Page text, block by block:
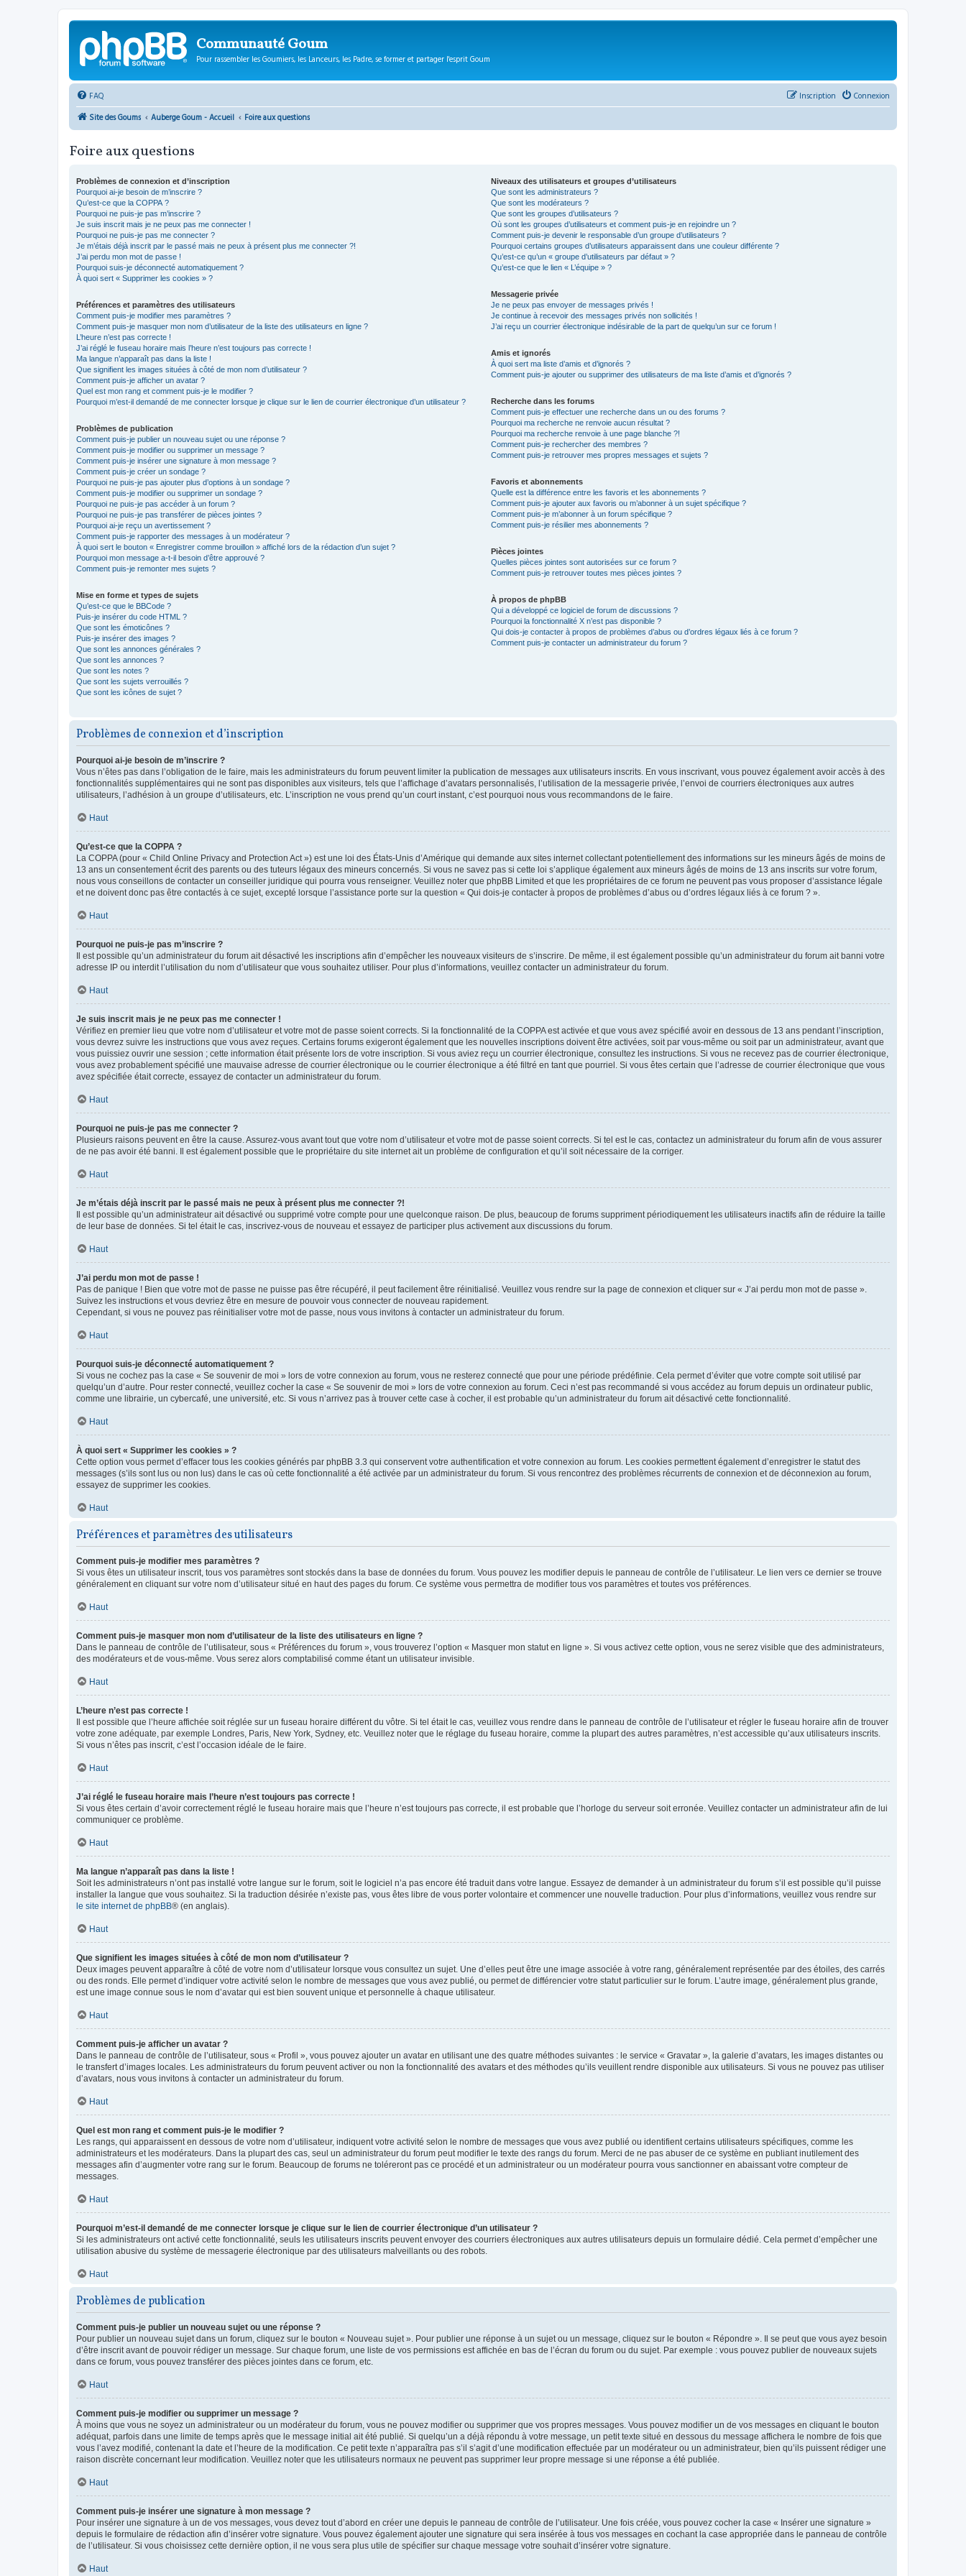
Communauté Goum
Pour rassembler les Goumiers, les Lanceurs, les Padre, se former et partager l'esprit Goum
FAQ Connexion
Inscription
Site des Goums
Auberge Goum - Accueil Foire aux questions
Foire aux questions
Problèmes de connexion et d’inscription
Pourquoi ai-je besoin de m’inscrire ?
Qu’est-ce que la COPPA ?
Pourquoi ne puis-je pas m’inscrire ?
Je suis inscrit mais je ne peux pas me connecter !
Pourquoi ne puis-je pas me connecter ?
Je m’étais déjà inscrit par le passé mais ne peux à présent plus me connecter ?!
J’ai perdu mon mot de passe !
Pourquoi suis-je déconnecté automatiquement ?
À quoi sert « Supprimer les cookies » ?
Préférences et paramètres des utilisateurs
Comment puis-je modifier mes paramètres ?
Comment puis-je masquer mon nom d’utilisateur de la liste des utilisateurs en ligne ?
L’heure n’est pas correcte !
J’ai réglé le fuseau horaire mais l’heure n’est toujours pas correcte !
Ma langue n’apparaît pas dans la liste !
Que signifient les images situées à côté de mon nom d’utilisateur ?
Comment puis-je afficher un avatar ?
Quel est mon rang et comment puis-je le modifier ?
Pourquoi m’est-il demandé de me connecter lorsque je clique sur le lien de courrier électronique d’un utilisateur ?
Problèmes de publication
Comment puis-je publier un nouveau sujet ou une réponse ?
Comment puis-je modifier ou supprimer un message ?
Comment puis-je insérer une signature à mon message ?
Comment puis-je créer un sondage ?
Pourquoi ne puis-je pas ajouter plus d’options à un sondage ?
Comment puis-je modifier ou supprimer un sondage ?
Pourquoi ne puis-je pas accéder à un forum ?
Pourquoi ne puis-je pas transférer de pièces jointes ?
Pourquoi ai-je reçu un avertissement ?
Comment puis-je rapporter des messages à un modérateur ?
À quoi sert le bouton « Enregistrer comme brouillon » affiché lors de la rédaction d’un sujet ?
Pourquoi mon message a-t-il besoin d’être approuvé ?
Comment puis-je remonter mes sujets ?
Mise en forme et types de sujets
Qu’est-ce que le BBCode ?
Puis-je insérer du code HTML ?
Que sont les émoticônes ?
Puis-je insérer des images ?
Que sont les annonces générales ?
Que sont les annonces ?
Que sont les notes ?
Que sont les sujets verrouillés ?
Que sont les icônes de sujet ?
Niveaux des utilisateurs et groupes d’utilisateurs
Que sont les administrateurs ?
Que sont les modérateurs ?
Que sont les groupes d’utilisateurs ?
Où sont les groupes d’utilisateurs et comment puis-je en rejoindre un ?
Comment puis-je devenir le responsable d’un groupe d’utilisateurs ?
Pourquoi certains groupes d’utilisateurs apparaissent dans une couleur différente ?
Qu’est-ce qu’un « groupe d’utilisateurs par défaut » ?
Qu’est-ce que le lien « L’équipe » ?
Messagerie privée
Je ne peux pas envoyer de messages privés !
Je continue à recevoir des messages privés non sollicités !
J’ai reçu un courrier électronique indésirable de la part de quelqu’un sur ce forum !
Amis et ignorés
À quoi sert ma liste d’amis et d’ignorés ?
Comment puis-je ajouter ou supprimer des utilisateurs de ma liste d’amis et d’ignorés ?
Recherche dans les forums
Comment puis-je effectuer une recherche dans un ou des forums ?
Pourquoi ma recherche ne renvoie aucun résultat ?
Pourquoi ma recherche renvoie à une page blanche ?!
Comment puis-je rechercher des membres ?
Comment puis-je retrouver mes propres messages et sujets ?
Favoris et abonnements
Quelle est la différence entre les favoris et les abonnements ?
Comment puis-je ajouter aux favoris ou m’abonner à un sujet spécifique ?
Comment puis-je m’abonner à un forum spécifique ?
Comment puis-je résilier mes abonnements ?
Pièces jointes
Quelles pièces jointes sont autorisées sur ce forum ?
Comment puis-je retrouver toutes mes pièces jointes ?
À propos de phpBB
Qui a développé ce logiciel de forum de discussions ?
Pourquoi la fonctionnalité X n’est pas disponible ?
Qui dois-je contacter à propos de problèmes d’abus ou d’ordres légaux liés à ce forum ?
Comment puis-je contacter un administrateur du forum ?
Problèmes de connexion et d’inscription
Pourquoi ai-je besoin de m’inscrire ?
Vous n’êtes pas dans l’obligation de le faire, mais les administrateurs du forum peuvent limiter la publication de messages aux utilisateurs inscrits. En vous inscrivant, vous pouvez également avoir accès à des
fonctionnalités supplémentaires qui ne sont pas disponibles aux visiteurs, tels que l’affichage d’avatars personnalisés, l’utilisation de la messagerie privée, l’envoi de courriers électroniques aux autres
utilisateurs, l’adhésion à un groupe d’utilisateurs, etc. L’inscription ne vous prend qu’un court instant, c’est pourquoi nous vous recommandons de le faire.
Haut
Qu’est-ce que la COPPA ?
La COPPA (pour « Child Online Privacy and Protection Act ») est une loi des États-Unis d’Amérique qui demande aux sites internet collectant potentiellement des informations sur les mineurs âgés de moins de
13 ans un consentement écrit des parents ou des tuteurs légaux des mineurs concernés. Si vous ne savez pas si cette loi s’applique également aux mineurs âgés de moins de 13 ans inscrits sur votre forum,
nous vous conseillons de contacter un conseiller juridique qui pourra vous renseigner. Veuillez noter que phpBB Limited et que les propriétaires de ce forum ne peuvent pas vous proposer d’assistance légale
et ne doivent donc pas être contactés à ce sujet, excepté lorsque l’assistance porte sur la question « Qui dois-je contacter à propos de problèmes d’abus ou d’ordres légaux liés à ce forum ? ».
Haut
Pourquoi ne puis-je pas m’inscrire ?
Il est possible qu’un administrateur du forum ait désactivé les inscriptions afin d’empêcher les nouveaux visiteurs de s’inscrire. De même, il est également possible qu’un administrateur du forum ait banni votre
adresse IP ou interdit l’utilisation du nom d’utilisateur que vous souhaitez utiliser. Pour plus d’informations, veuillez contacter un administrateur du forum.
Haut
Je suis inscrit mais je ne peux pas me connecter !
Vérifiez en premier lieu que votre nom d’utilisateur et votre mot de passe soient corrects. Si la fonctionnalité de la COPPA est activée et que vous avez spécifié avoir en dessous de 13 ans pendant l’inscription,
vous devrez suivre les instructions que vous avez reçues. Certains forums exigeront également que les nouvelles inscriptions doivent être activées, soit par vous-même ou soit par un administrateur, avant que
vous puissiez ouvrir une session ; cette information était présente lors de votre inscription. Si vous aviez reçu un courrier électronique, consultez les instructions. Si vous ne recevez pas de courrier électronique,
vous avez probablement spécifié une mauvaise adresse de courrier électronique ou le courrier électronique a été filtré en tant que pourriel. Si vous êtes certain que l’adresse de courrier électronique que vous
avez spécifiée était correcte, essayez de contacter un administrateur du forum.
Haut
Pourquoi ne puis-je pas me connecter ?
Plusieurs raisons peuvent en être la cause. Assurez-vous avant tout que votre nom d’utilisateur et votre mot de passe soient corrects. Si tel est le cas, contactez un administrateur du forum afin de vous assurer
de ne pas avoir été banni. Il est également possible que le propriétaire du site internet ait un problème de configuration et qu’il soit nécessaire de la corriger.
Haut
Je m’étais déjà inscrit par le passé mais ne peux à présent plus me connecter ?!
Il est possible qu’un administrateur ait désactivé ou supprimé votre compte pour une quelconque raison. De plus, beaucoup de forums suppriment périodiquement les utilisateurs inactifs afin de réduire la taille
de leur base de données. Si tel était le cas, inscrivez-vous de nouveau et essayez de participer plus activement aux discussions du forum.
Haut
J’ai perdu mon mot de passe !
Pas de panique ! Bien que votre mot de passe ne puisse pas être récupéré, il peut facilement être réinitialisé. Veuillez vous rendre sur la page de connexion et cliquer sur « J’ai perdu mon mot de passe ».
Suivez les instructions et vous devriez être en mesure de pouvoir vous connecter de nouveau rapidement.
Cependant, si vous ne pouvez pas réinitialiser votre mot de passe, nous vous invitons à contacter un administrateur du forum.
Haut
Pourquoi suis-je déconnecté automatiquement ?
Si vous ne cochez pas la case « Se souvenir de moi » lors de votre connexion au forum, vous ne resterez connecté que pour une période prédéfinie. Cela permet d’éviter que votre compte soit utilisé par
quelqu’un d’autre. Pour rester connecté, veuillez cocher la case « Se souvenir de moi » lors de votre connexion au forum. Ceci n’est pas recommandé si vous accédez au forum depuis un ordinateur public,
comme une librairie, un cybercafé, une université, etc. Si vous n’arrivez pas à trouver cette case à cocher, il est probable qu’un administrateur du forum ait désactivé cette fonctionnalité.
Haut
À quoi sert « Supprimer les cookies » ?
Cette option vous permet d’effacer tous les cookies générés par phpBB 3.3 qui conservent votre authentification et votre connexion au forum. Les cookies permettent également d’enregistrer le statut des
messages (s’ils sont lus ou non lus) dans le cas où cette fonctionnalité a été activée par un administrateur du forum. Si vous rencontrez des problèmes récurrents de connexion et de déconnexion au forum,
essayez de supprimer les cookies.
Haut
Préférences et paramètres des utilisateurs
Comment puis-je modifier mes paramètres ?
Si vous êtes un utilisateur inscrit, tous vos paramètres sont stockés dans la base de données du forum. Vous pouvez les modifier depuis le panneau de contrôle de l’utilisateur. Le lien vers ce dernier se trouve
généralement en cliquant sur votre nom d’utilisateur situé en haut des pages du forum. Ce système vous permettra de modifier tous vos paramètres et toutes vos préférences.
Haut
Comment puis-je masquer mon nom d’utilisateur de la liste des utilisateurs en ligne ?
Dans le panneau de contrôle de l’utilisateur, sous « Préférences du forum », vous trouverez l’option « Masquer mon statut en ligne ». Si vous activez cette option, vous ne serez visible que des administrateurs,
des modérateurs et de vous-même. Vous serez alors comptabilisé comme étant un utilisateur invisible.
Haut
L’heure n’est pas correcte !
Il est possible que l’heure affichée soit réglée sur un fuseau horaire différent du vôtre. Si tel était le cas, veuillez vous rendre dans le panneau de contrôle de l’utilisateur et régler le fuseau horaire afin de trouver
votre zone adéquate, par exemple Londres, Paris, New York, Sydney, etc. Veuillez noter que le réglage du fuseau horaire, comme la plupart des autres paramètres, n’est accessible qu’aux utilisateurs inscrits.
Si vous n’êtes pas inscrit, c’est l’occasion idéale de le faire.
Haut
J’ai réglé le fuseau horaire mais l’heure n’est toujours pas correcte !
Si vous êtes certain d’avoir correctement réglé le fuseau horaire mais que l’heure n’est toujours pas correcte, il est probable que l’horloge du serveur soit erronée. Veuillez contacter un administrateur afin de lui
communiquer ce problème.
Haut
Ma langue n’apparaît pas dans la liste !
Soit les administrateurs n’ont pas installé votre langue sur le forum, soit le logiciel n’a pas encore été traduit dans votre langue. Essayez de demander à un administrateur du forum s’il est possible qu’il puisse
installer la langue que vous souhaitez. Si la traduction désirée n’existe pas, vous êtes libre de vous porter volontaire et commencer une nouvelle traduction. Pour plus d’informations, veuillez vous rendre sur
le site internet de phpBB® (en anglais).
Haut
Que signifient les images situées à côté de mon nom d’utilisateur ?
Deux images peuvent apparaître à côté de votre nom d’utilisateur lorsque vous consultez un sujet. Une d’elles peut être une image associée à votre rang, généralement représentée par des étoiles, des carrés
ou des ronds. Elle permet d’indiquer votre activité selon le nombre de messages que vous avez publié, ou permet de différencier votre statut particulier sur le forum. L’autre image, généralement plus grande,
est une image connue sous le nom d’avatar qui est bien souvent unique et personnelle à chaque utilisateur.
Haut
Comment puis-je afficher un avatar ?
Dans le panneau de contrôle de l’utilisateur, sous « Profil », vous pouvez ajouter un avatar en utilisant une des quatre méthodes suivantes : le service « Gravatar », la galerie d’avatars, les images distantes ou
le transfert d’images locales. Les administrateurs du forum peuvent activer ou non la fonctionnalité des avatars et des méthodes qu’ils veuillent rendre disponible aux utilisateurs. Si vous ne pouvez pas utiliser
d’avatars, nous vous invitons à contacter un administrateur du forum.
Haut
Quel est mon rang et comment puis-je le modifier ?
Les rangs, qui apparaissent en dessous de votre nom d’utilisateur, indiquent votre activité selon le nombre de messages que vous avez publié ou identifient certains utilisateurs spécifiques, comme les
administrateurs et les modérateurs. Dans la plupart des cas, seul un administrateur du forum peut modifier le texte des rangs du forum. Merci de ne pas abuser de ce système en publiant inutilement des
messages afin d’augmenter votre rang sur le forum. Beaucoup de forums ne toléreront pas ce procédé et un administrateur ou un modérateur pourra vous sanctionner en abaissant votre compteur de
messages.
Haut
Pourquoi m’est-il demandé de me connecter lorsque je clique sur le lien de courrier électronique d’un utilisateur ?
Si les administrateurs ont activé cette fonctionnalité, seuls les utilisateurs inscrits peuvent envoyer des courriers électroniques aux autres utilisateurs depuis un formulaire dédié. Cela permet d’empêcher une
utilisation abusive du système de messagerie électronique par des utilisateurs malveillants ou des robots.
Haut
Problèmes de publication
Comment puis-je publier un nouveau sujet ou une réponse ?
Pour publier un nouveau sujet dans un forum, cliquez sur le bouton « Nouveau sujet ». Pour publier une réponse à un sujet ou un message, cliquez sur le bouton « Répondre ». Il se peut que vous ayez besoin
d’être inscrit avant de pouvoir rédiger un message. Sur chaque forum, une liste de vos permissions est affichée en bas de l’écran du forum ou du sujet. Par exemple : vous pouvez publier de nouveaux sujets
dans ce forum, vous pouvez transférer des pièces jointes dans ce forum, etc.
Haut
Comment puis-je modifier ou supprimer un message ?
À moins que vous ne soyez un administrateur ou un modérateur du forum, vous ne pouvez modifier ou supprimer que vos propres messages. Vous pouvez modifier un de vos messages en cliquant le bouton
adéquat, parfois dans une limite de temps après que le message initial ait été publié. Si quelqu’un a déjà répondu à votre message, un petit texte situé en dessous du message affichera le nombre de fois que
vous l’avez modifié, contenant la date et l’heure de la modification. Ce petit texte n’apparaîtra pas s’il s’agit d’une modification effectuée par un modérateur ou un administrateur, bien qu’ils puissent rédiger une
raison discrète concernant leur modification. Veuillez noter que les utilisateurs normaux ne peuvent pas supprimer leur propre message si une réponse a été publiée.
Haut
Comment puis-je insérer une signature à mon message ?
Pour insérer une signature à un de vos messages, vous devez tout d’abord en créer une depuis le panneau de contrôle de l’utilisateur. Une fois créée, vous pouvez cocher la case « Insérer une signature »
depuis le formulaire de rédaction afin d’insérer votre signature. Vous pouvez également ajouter une signature qui sera insérée à tous vos messages en cochant la case appropriée dans le panneau de contrôle
de l’utilisateur. Si vous choisissez cette dernière option, il ne vous sera plus utile de spécifier sur chaque message votre souhait d’insérer votre signature.
Haut